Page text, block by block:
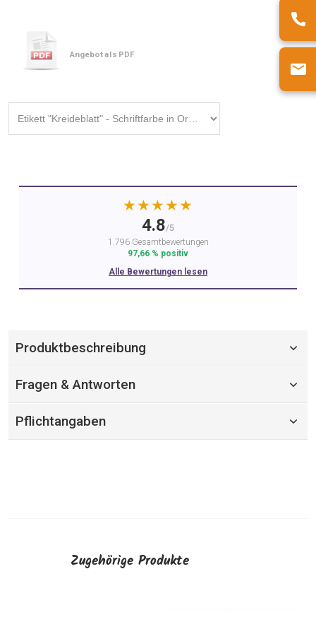
Angebot als PDF
★★★★★
4.8/5
1.796 Gesamtbewertungen
97,66 % positiv
Alle Bewertungen lesen
Produktbeschreibung
Fragen & Antworten
Pflichtangaben
Zugehörige Produkte